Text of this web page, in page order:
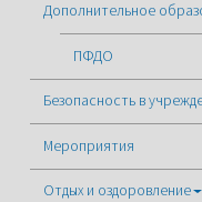
Дополнительное
ПФДО
Безопасность в
Мероприятия
Отдых и оздоровление